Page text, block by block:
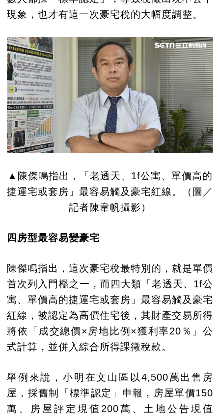
現象，也才有這一次豪宅稅的大幅度調整。
▲陳傑鳴指出，「老透天、1f公寓、單價高的
捷運宅或套房」最容易觸及豪宅紅線。（圖／
記者陳韋帆攝影）
四房型最容易變豪宅
陳傑鳴指出，這次豪宅稅最特別的，就是單價
首次列入門檻之一，而四大類「老透天、1f公
寓、單價高的捷運宅或套房」最容易觸及豪宅
紅線，被認定為高價住宅後，其財產交易所得
將依「成交總價×房地比例×獲利率20％」公
式計算，並併入綜合所得課徵稅款。
舉例來說，小明在文山區以4,500萬出售房
屋，採舊制「標準認定」申報，房屋單價150
萬、房屋評定現值200萬、土地公告現值